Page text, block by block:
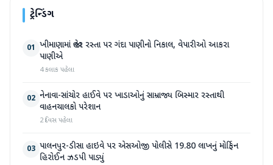
ટ્રેન્ડિંગ
01 ખીમાણામાં જાહેર રસ્તા પર ગંદા પાણીનો નિકાલ, વેપારીઓ આકરા
પાણીએ
4 કલાક પહેલા
02 નેનાવા-સાંચોર હાઈવે પર ખાડાઓનું સામ્રાજ્ય બિસ્માર રસ્તાથી
વાહનચાલકો પરેશાન
2 દિવસ પહેલા
03 પાલનપુર-ડીસા હાઇવે પર એસઓજી પોલીસે 19.80 લાખનું મોર્ફિન
હિરોઈન ઝડપી પાડ્યું